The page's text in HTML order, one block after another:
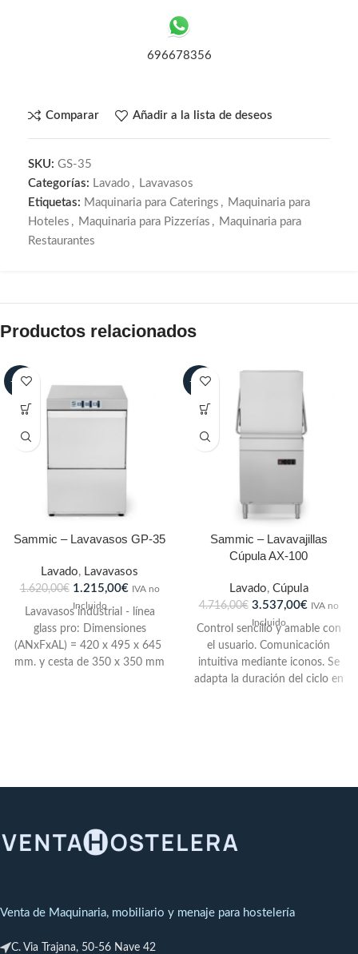
696678356
Comparar Añadir a la lista de deseos
SKU: GS-35
Categorías: Lavado , Lavavasos
Etiquetas: Maquinaria para Caterings , Maquinaria para
Hoteles , Maquinaria para Pizzerías , Maquinaria para
Restaurantes
Productos relacionados
-25%
Sammic – Lavavasos GP-35
Lavado, Lavavasos
1.620,00€ 1.215,00€ IVA no
Incluido
Lavavasos industrial - línea
glass pro: Dimensiones
(ANxFxAL) = 420 x 495 x 645
mm. y cesta de 350 x 350 mm
-25%
Sammic – Lavavajillas
Cúpula AX-100
Lavado, Cúpula
4.716,00€ 3.537,00€ IVA no
Incluido
Control sencillo y amable con
el usuario. Comunicación
intuitiva mediante iconos. Se
adapta la duración del ciclo en
cesta vasos, 1 cesta mixta
Bomba desagüe
Venta de Maquinaria, mobiliario y menaje para hostelería
C. Via Trajana, 50-56 Nave 42